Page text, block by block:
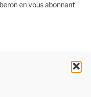
en vous abonnant